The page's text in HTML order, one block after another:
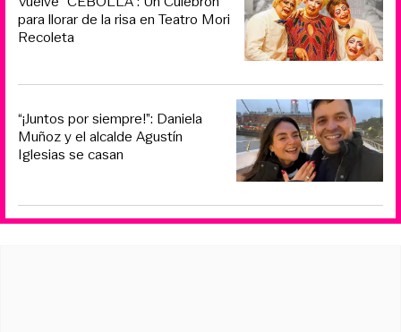
para llorar de la risa en Teatro Mori
Recoleta
“¡Juntos por siempre!”: Daniela
Muñoz y el alcalde Agustín
Iglesias se casan